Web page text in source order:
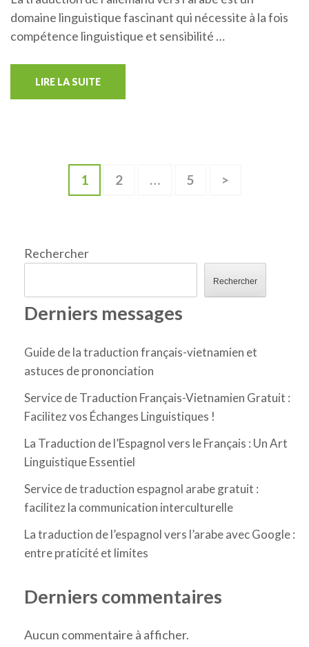
domaine linguistique fascinant qui nécessite à la fois
compétence linguistique et sensibilité …
LIRE LA SUITE
PaginationPage
1 Page
2 … Page
5 >
Rechercher
Rechercher
Derniers messages
Guide de la traduction français-vietnamien et
astuces de prononciation
Service de Traduction Français-Vietnamien Gratuit :
Facilitez vos Échanges Linguistiques !
La Traduction de l’Espagnol vers le Français : Un Art
Linguistique Essentiel
Service de traduction espagnol arabe gratuit :
facilitez la communication interculturelle
La traduction de l’espagnol vers l’arabe avec Google :
entre praticité et limites
Derniers commentaires
Aucun commentaire à afficher.